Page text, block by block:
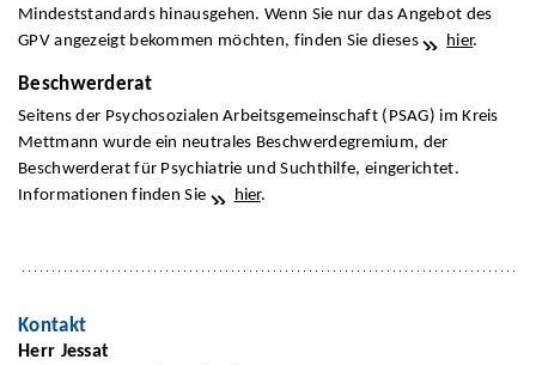
Mindeststandards hinausgehen. Wenn Sie nur das Angebot des
GPV angezeigt bekommen möchten, finden Sie dieses
hier.
Beschwerderat
Seitens der Psychosozialen Arbeitsgemeinschaft (PSAG) im Kreis
Mettmann wurde ein neutrales Beschwerdegremium, der
Beschwerderat für Psychiatrie und Suchthilfe, eingerichtet.
Informationen finden Sie
hier.
Kontakt
Herr Jessat